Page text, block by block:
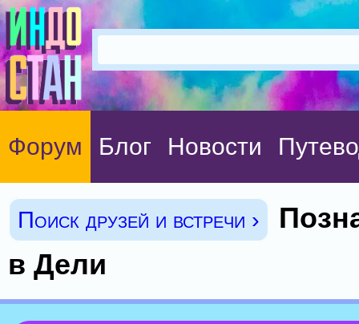
Форум Блог Новости
Поиск друзей и встречи ›
в Дели